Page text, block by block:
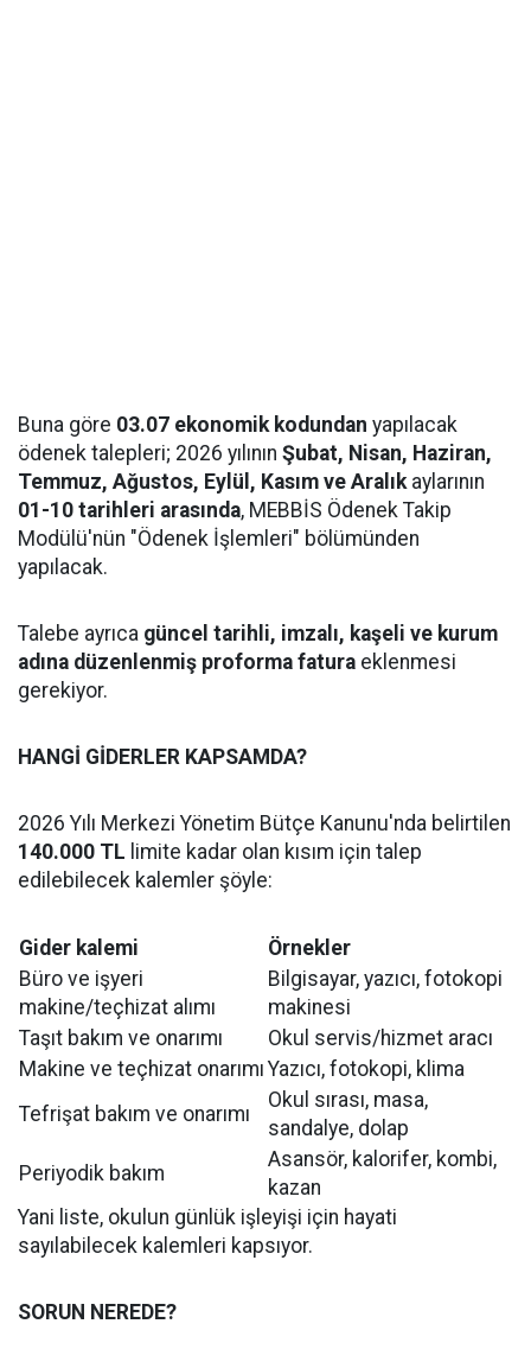
Buna göre 03.07 ekonomik kodundan yapılacak
ödenek talepleri; 2026 yılının Şubat, Nisan, Haziran,
Temmuz, Ağustos, Eylül, Kasım ve Aralıkaylarının
01-10 tarihleri arasında, MEBBİS Ödenek Takip
Modülü'nün "Ödenek İşlemleri" bölümünden
yapılacak.
Talebe ayrıca güncel tarihli, imzalı, kaşeli ve kurum
adına düzenlenmiş proforma fatura eklenmesi
gerekiyor.
HANGİ GİDERLER KAPSAMDA?
2026 Yılı Merkezi Yönetim Bütçe Kanunu'nda belirtilen
140.000 TL limite kadar olan kısım için talep
edilebilecek kalemler şöyle:
Gider kalemi
Örnekler
Büro ve işyeri
makine/teçhizat alımı
Bilgisayar, yazıcı, fotokopi
makinesi
Taşıt bakım ve onarımı
Okul servis/hizmet aracı
Makine ve teçhizat onarımı Yazıcı, fotokopi, klima
Tefrişat bakım ve onarımı
Okul sırası, masa,
sandalye, dolap
Periyodik bakım
Asansör, kalorifer, kombi,
kazan
Yani liste, okulun günlük işleyişi için hayati
sayılabilecek kalemleri kapsıyor.
SORUN NEREDE?